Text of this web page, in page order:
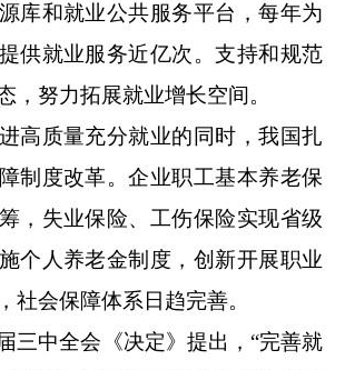
库和就业公共服务平台，每年为
供就业服务近亿次。支持和规范
，努力拓展就业增长空间。
质量充分就业的同时，我国扎
制度改革。企业职工基本养老保
，失业保险、工伤保险实现省级
个人养老金制度，创新开展职业
社会保障体系日趋完善。
中全会《决定》提出，“完善就